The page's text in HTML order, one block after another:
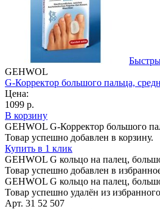
GEHWOL
G-Корректор большого пальца,
Цена:
1099 р.
В корзину
GEHWOL G-Корректор большого
Товар успешно добавлен в корзину.
Купить в 1 клик
GEHWOL G кольцо на палец,
Товар успешно добавлен в
GEHWOL G кольцо на палец,
Товар успешно удалён из
Арт. 31 52 507